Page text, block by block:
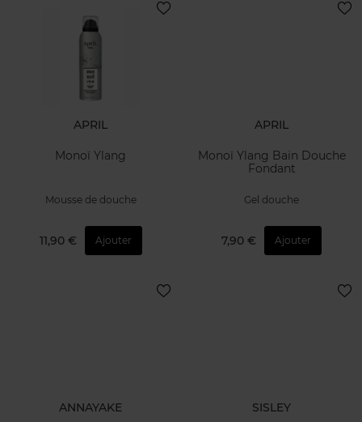
APRIL
Monoï Ylang
Mousse de douche
11,90 € Ajouter
APRIL
Monoï Ylang Bain Douche
Fondant
Gel douche
7,90 € Ajouter
ANNAYAKE SISLEY